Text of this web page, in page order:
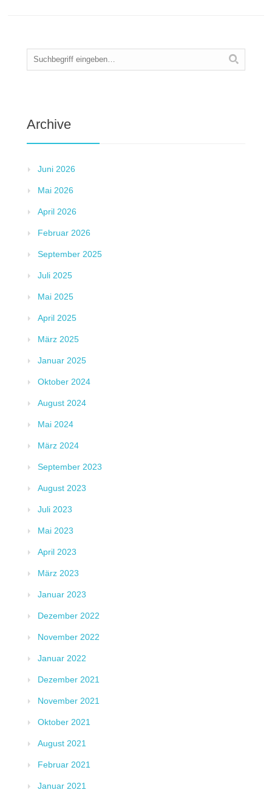
Archive
Juni 2026
Mai 2026
April 2026
Februar 2026
September 2025
Juli 2025
Mai 2025
April 2025
März 2025
Januar 2025
Oktober 2024
August 2024
Mai 2024
März 2024
September 2023
August 2023
Juli 2023
Mai 2023
April 2023
März 2023
Januar 2023
Dezember 2022
November 2022
Januar 2022
Dezember 2021
November 2021
Oktober 2021
August 2021
Februar 2021
Januar 2021